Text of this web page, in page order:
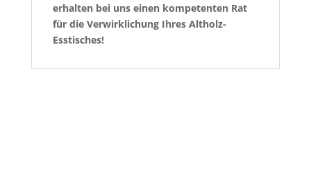
erhalten bei uns einen kompetenten Rat
für die Verwirklichung Ihres Altholz-
Esstisches!